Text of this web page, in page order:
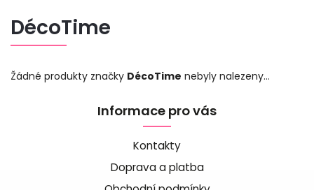
DécoTime
Žádné produkty značky DécoTime nebyly nalezeny...
Informace pro vás
Kontakty
Doprava a platba